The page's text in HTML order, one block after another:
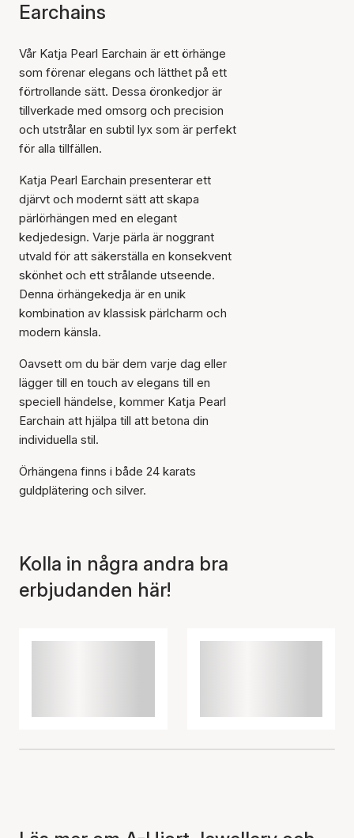
Artikeln har lagts till i
Earchains
Vår Katja Pearl Earchain är ett örhänge
som förenar elegans och lätthet på ett
förtrollande sätt. Dessa öronkedjor är
tillverkade med omsorg och precision
och utstrålar en subtil lyx som är perfekt
för alla tillfällen.
Katja Pearl Earchain presenterar ett
djärvt och modernt sätt att skapa
pärlörhängen med en elegant
kedjedesign. Varje pärla är noggrant
utvald för att säkerställa en konsekvent
skönhet och ett strålande utseende.
Denna örhängekedja är en unik
kombination av klassisk pärlcharm och
modern känsla.
Oavsett om du bär dem varje dag eller
lägger till en touch av elegans till en
speciell händelse, kommer Katja Pearl
Earchain att hjälpa till att betona din
individuella stil.
Örhängena finns i både 24 karats
guldplätering och silver.
Kolla in några andra bra
erbjudanden här!